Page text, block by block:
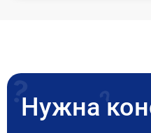
Нужна